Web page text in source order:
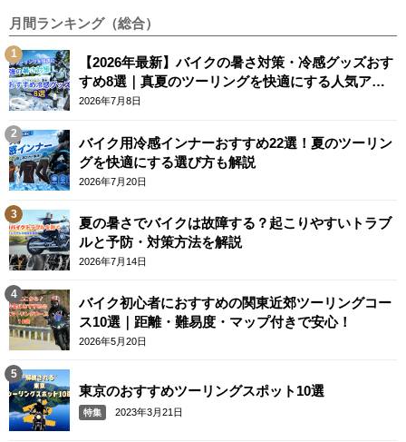
月間ランキング（総合）
【2026年最新】バイクの暑さ対策・冷感グッズおす
すめ8選｜真夏のツーリングを快適にする人気アイ
テム
2026年7月8日
バイク用冷感インナーおすすめ22選！夏のツーリン
グを快適にする選び方も解説
2026年7月20日
夏の暑さでバイクは故障する？起こりやすいトラブ
ルと予防・対策方法を解説
2026年7月14日
バイク初心者におすすめの関東近郊ツーリングコー
ス10選｜距離・難易度・マップ付きで安心！
2026年5月20日
東京のおすすめツーリングスポット10選
特集 2023年3月21日